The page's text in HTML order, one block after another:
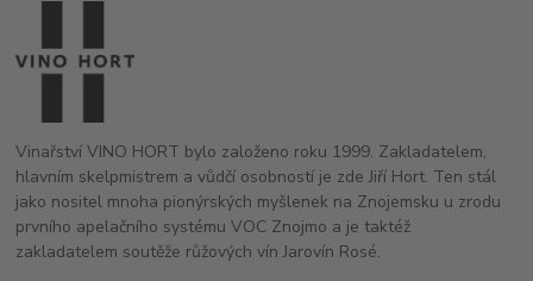
Vinařství VINO HORT bylo založeno roku 1999. Zakladatelem,
hlavním skelpmistrem a vůdčí osobností je zde Jiří Hort. Ten stál
jako nositel mnoha pionýrských myšlenek na Znojemsku u zrodu
prvního apelačního systému VOC Znojmo a je taktéž
zakladatelem soutěže růžových vín Jarovín Rosé.